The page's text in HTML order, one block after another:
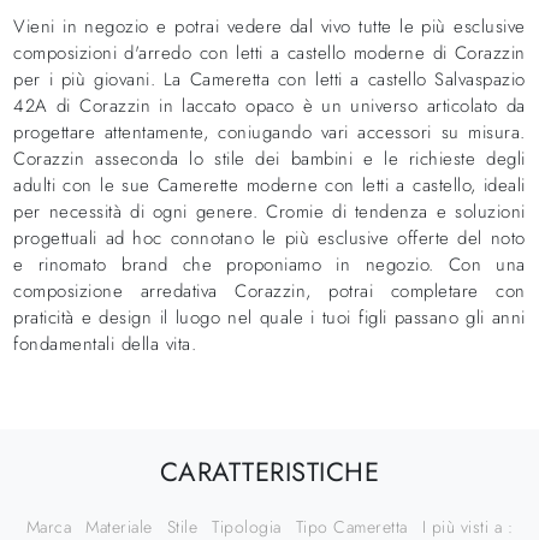
Vieni in negozio e potrai vedere dal vivo tutte le più esclusive
composizioni d'arredo con letti a castello moderne di Corazzin
per i più giovani. La Cameretta con letti a castello Salvaspazio
42A di Corazzin in laccato opaco è un universo articolato da
progettare attentamente, coniugando vari accessori su misura.
Corazzin asseconda lo stile dei bambini e le richieste degli
adulti con le sue Camerette moderne con letti a castello, ideali
per necessità di ogni genere. Cromie di tendenza e soluzioni
progettuali ad hoc connotano le più esclusive offerte del noto
e rinomato brand che proponiamo in negozio. Con una
composizione arredativa Corazzin, potrai completare con
praticità e design il luogo nel quale i tuoi figli passano gli anni
fondamentali della vita.
CARATTERISTICHE
Marca Materiale Stile Tipologia Tipo Cameretta I più visti a :